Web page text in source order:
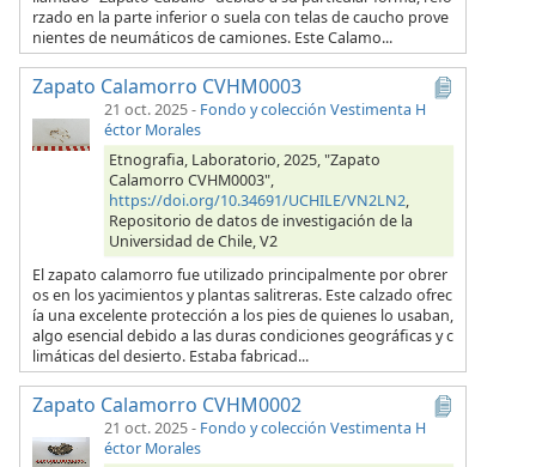
rzado en la parte inferior o suela con telas de caucho prove
nientes de neumáticos de camiones. Este Calamo...
Zapato Calamorro CVHM0003
21 oct. 2025- Fondo y colección Vestimenta H
éctor Morales
Etnografia, Laboratorio, 2025, "Zapato
Calamorro CVHM0003",
https://doi.org/10.34691/UCHILE/VN2LN2,
Repositorio de datos de investigación de la
Universidad de Chile, V2
El zapato calamorro fue utilizado principalmente por obrer
os en los yacimientos y plantas salitreras. Este calzado ofrec
ía una excelente protección a los pies de quienes lo usaban,
algo esencial debido a las duras condiciones geográficas y c
limáticas del desierto. Estaba fabricad...
Zapato Calamorro CVHM0002
21 oct. 2025- Fondo y colección Vestimenta H
éctor Morales